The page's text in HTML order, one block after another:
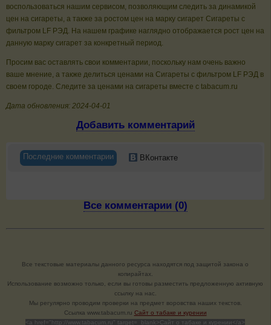
воспользоваться нашим сервисом, позволяющим следить за динамикой
цен на сигареты, а также за ростом цен на марку сигарет Сигареты с
фильтром LF РЭД. На нашем графике наглядно отображается рост цен на
данную марку сигарет за конкретный период.
Просим вас оставлять свои комментарии, поскольку нам очень важно
ваше мнение, а также делиться ценами на Сигареты с фильтром LF РЭД в
своем городе. Следите за ценами на сигареты вместе с tabacum.ru
Дата обновления: 2024-04-01
Добавить комментарий
Последние комментарии ВКонтакте
Все комментарии (0)
Все текстовые материалы данного ресурса находятся под защитой закона о
копирайтах.
Использование возможно только, если вы готовы разместить предложенную активную
ссылку на нас.
Мы регулярно проводим проверки на предмет воровства наших текстов.
Cсылка www.tabacum.ru Сайт о табаке и курении
<a href="http://www.tabacum.ru" target=_blank>Сайт о табаке и курении</a>